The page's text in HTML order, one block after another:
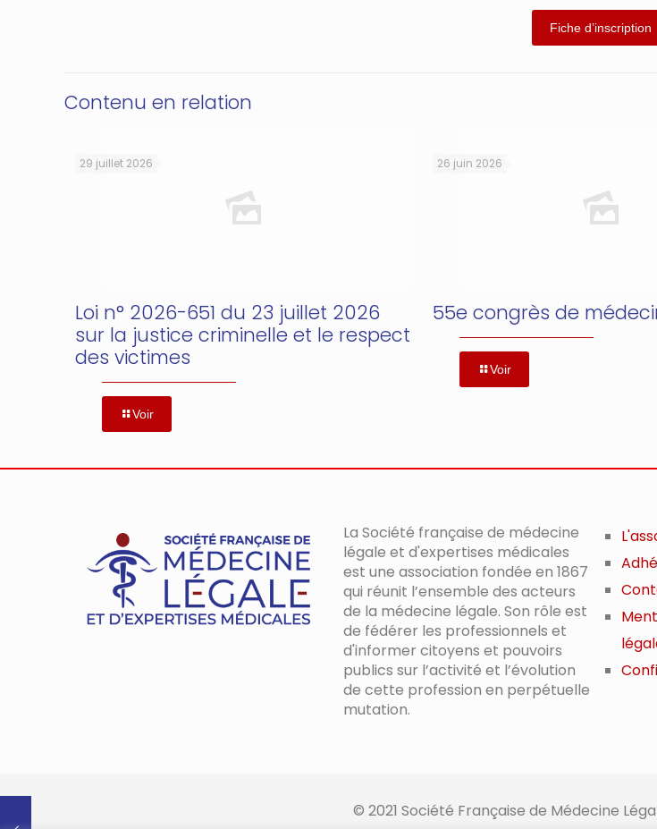
Fiche d’inscription
Contenu en relation
29 juillet 2026
Loi n° 2026-651 du 23 juillet 2026
sur la justice criminelle et le respect
des victimes
Voir
26 juin 2026
55e congrès de
Voir
La Société française de médecine
légale et d'expertises médicales
est une association fondée en 1867
qui réunit l’ensemble des acteurs
de la médecine légale. Son rôle est
de fédérer les professionnels et
d'informer citoyens et pouvoirs
publics sur l’activité et l’évolution
de cette profession en perpétuelle
mutation.
© 2021 Société Française de Médecine